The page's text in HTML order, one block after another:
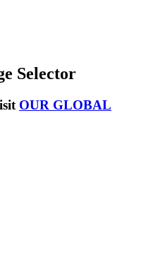
Selector
OUR GLOBAL